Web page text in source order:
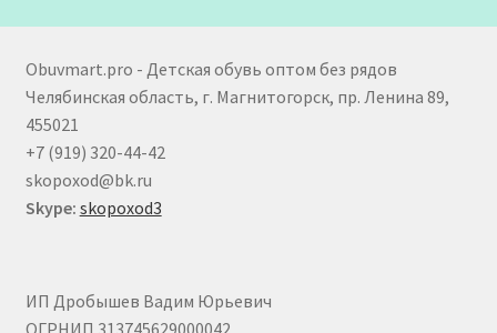
Obuvmart.pro - Детская обувь оптом без рядов
Челябинская область, г. Магнитогорск, пр. Ленина 89,
455021
+7 (919) 320-44-42
skopoxod@bk.ru
Skype: skopoxod3
ИП Дробышев Вадим Юрьевич